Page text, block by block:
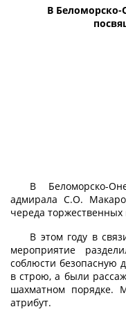
В Беломорско-
В Беломорско-
адмирала С.О.
череда
В этом году в
мероприятие
соблюсти безопасную
в строю, а были
шахматном порядке.
атрибут.